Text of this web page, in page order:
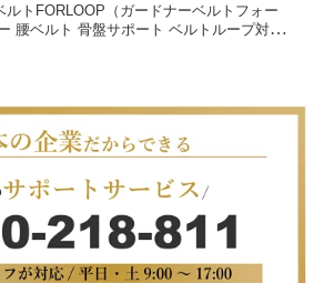
ルトFORLOOP（ガードナーベルトフォー
腰ベルト 骨盤サポート ベルトループ対応
イング安定 メンズ ギフト